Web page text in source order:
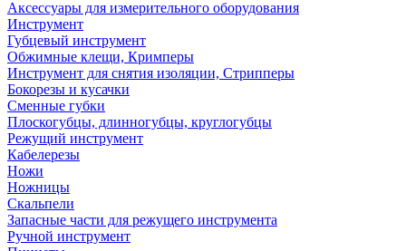
Аксессуары для измерительного оборудования
Инструмент
Губцевый инструмент
Обжимные клещи, Кримперы
Инструмент для снятия изоляции, Стрипперы
Бокорезы и кусачки
Сменные губки
Плоскогубцы, длинногубцы, круглогубцы
Режущий инструмент
Кабелерезы
Ножи
Ножницы
Скальпели
Запасные части для режущего инструмента
Ручной инструмент